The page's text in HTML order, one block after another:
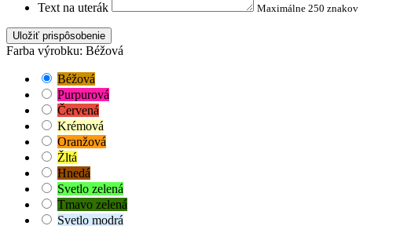
Text na uterák Maximálne 250 znakov
Uložiť prispôsobenie
Farba výrobku: Béžová
Béžová
Purpurová
Červená
Krémová
Oranžová
Žltá
Hnedá
Svetlo zelená
Tmavo zelená
Svetlo modrá